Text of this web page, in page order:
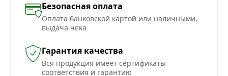
Безопасная оплата
Оплата банковской картой или наличными,
выдача чека
Гарантия качества
Вся продукция имеет сертификаты
соответствия и гарантию